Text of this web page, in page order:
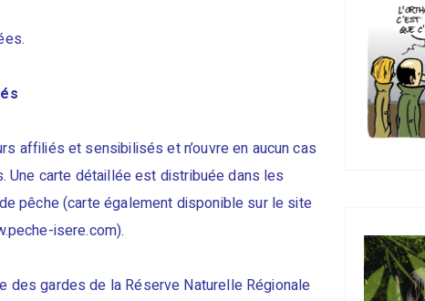
affiliés et sensibilisés et n’ouvre en aucun cas
Une carte détaillée est distribuée dans les
pêche (carte également disponible sur le site
isere.com).
des gardes de la Réserve Naturelle Régionale